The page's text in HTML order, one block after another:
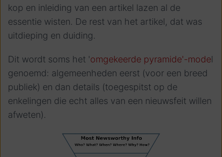
kop en inleiding van een artikel lazen al de
essentie wisten. De rest van het artikel, dat was
uitdieping en duiding.
Dit wordt soms het 'omgekeerde pyramide'-model
genoemd: algemeenheden eerst (voor een breed
publiek) en dan details (toegespitst op de
enkelingen die echt alles van een nieuwsfeit willen
afweten).